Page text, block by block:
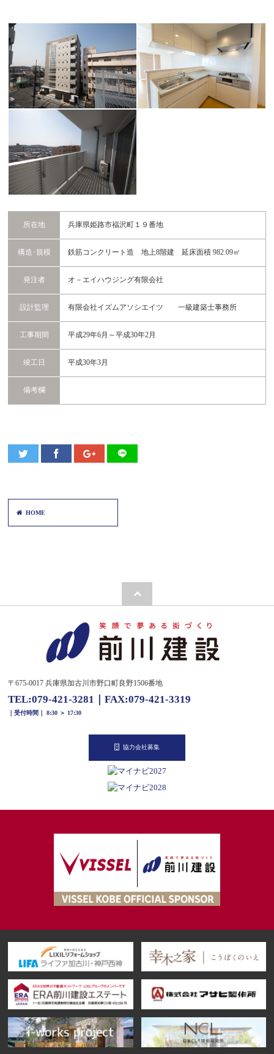
所在地 兵庫県姫路市福沢町１９番地
構造･規模 鉄筋コンクリート造 地上8階建 延床面積 982.09㎡
発注者 オ－エイハウジング有限会社
設計監理 有限会社イズムアソシエイツ 一級建築士事務所
工事期間 平成29年6月～平成30年2月
竣工日 平成30年3月
備考欄
HOME
〒675-0017 兵庫県加古川市野口町良野1506番地
TEL:079-421-3281 FAX:079-421-3319
｜受付時間｜ 8:30 ＞ 17:30
協力会社募集